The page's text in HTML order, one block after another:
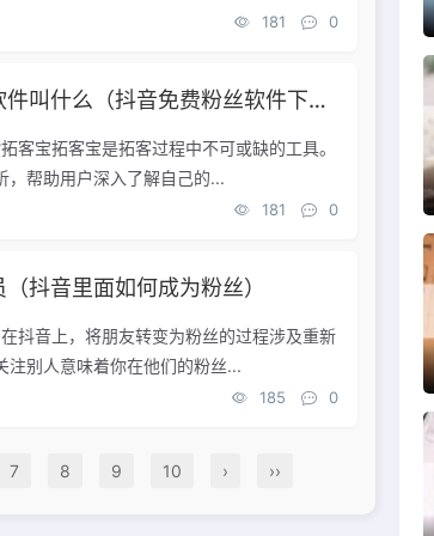
181 0
免费获得抖音粉丝的软件叫什么（抖音免费粉丝软件下载）
客宝拓客宝是拓客过程中不可或缺的工具。
，帮助用户深入了解自己的...
181 0
抖音里面如何成为粉丝）
抖音上，将朋友转变为粉丝的过程涉及重新
注别人意味着你在他们的粉丝...
185 0
7 8 9 10 › ››